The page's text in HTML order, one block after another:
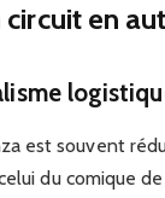
en
est souvent
du comique